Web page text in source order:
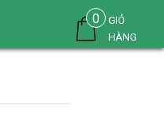
0
GIỎ
HÀNG